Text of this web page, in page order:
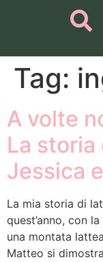
Tag:
A volte
La storia
Jessica
La mia storia di
quest’anno, con
una montata
Matteo si